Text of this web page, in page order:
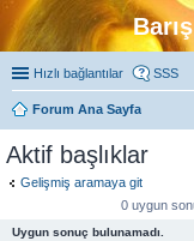
Hızlı bağlantılar SSS
Forum Ana Sayfa
Aktif başlıklar
Gelişmiş aramaya git
0 uygun
Uygun sonuç bulunamadı.